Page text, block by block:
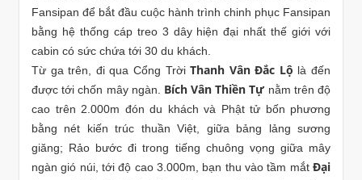
Fansipan để bắt đầu cuộc hành trình chinh phục Fansipan
bằng hệ thống cáp treo 3 dây hiện đại nhất thế giới với
cabin có sức chứa tới 30 du khách.
Từ ga trên, đi qua Cổng TrờiThanh Vân Đắc Lộ là đến
được tới chốn mây ngàn. Bích Vân Thiền Tựnằm trên độ
cao trên 2.000m đón du khách và Phật tử bốn phương
bằng nét kiến trúc thuần Việt, giữa bảng lảng sương
giăng; Rảo bước đi trong tiếng chuông vọng giữa mây
ngàn gió núi, tới độ cao 3.000m, bạn thu vào tầm mắt Đại